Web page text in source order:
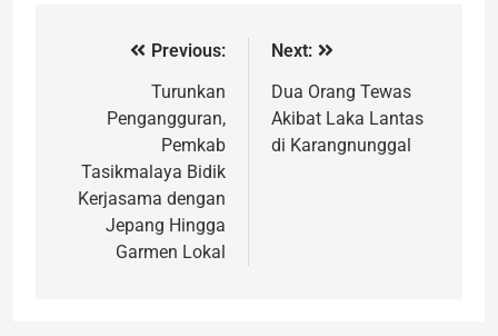
Previous:
Turunkan
Pengangguran,
Pemkab
Tasikmalaya Bidik
Kerjasama dengan
Jepang Hingga
Garmen Lokal
Next:
Dua Orang Tewas
Akibat Laka Lantas
di Karangnunggal